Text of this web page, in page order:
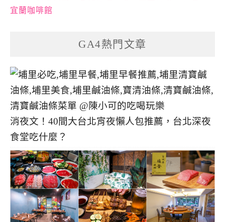
宜蘭咖啡館
GA4熱門文章
消夜文！40間大台北宵夜懶人包推薦，台北深夜
食堂吃什麼？